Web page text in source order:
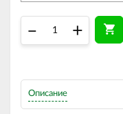
– +
Описание